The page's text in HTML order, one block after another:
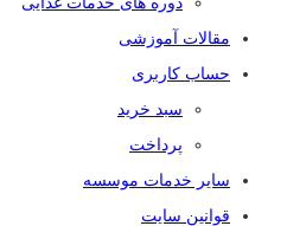
مقالات آموزشی
حساب کاربری
سبد خرید
پرداخت
سایر خدمات موسسه
قوانین سایت